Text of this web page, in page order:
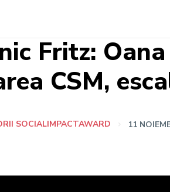
Fritz:
CSM,
SOCIALIMPACTAWARD 11